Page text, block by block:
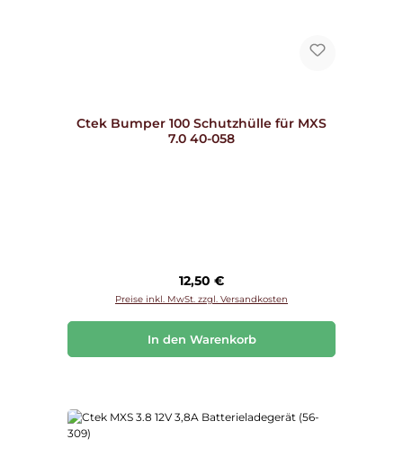
Ctek Bumper 100 Schutzhülle für MXS
7.0 40-058
Regulärer Preis:
12,50 €
Preise inkl. MwSt. zzgl. Versandkosten
In den Warenkorb